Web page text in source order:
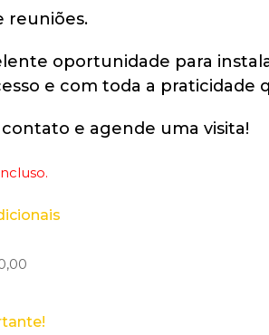
reuniões.
oportunidade para
e com toda a praticidade
e agende uma visita!